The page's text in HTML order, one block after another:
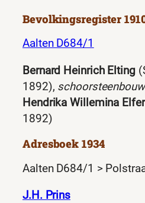
Bevolkingsregister
Aalten D684/1
Bernard Heinrich Elting
1892),
Hendrika Willemina
1892)
Adresboek 1934
Aalten D684/1 >
J.H. Prins